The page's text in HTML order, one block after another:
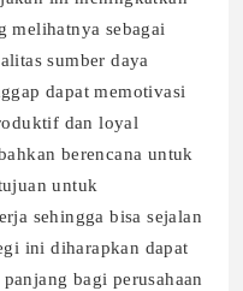
melihatnya sebagai
sumber daya
dapat memotivasi
dan loyal
berencana untuk
untuk
sehingga bisa sejalan
ini diharapkan dapat
bagi perusahaan